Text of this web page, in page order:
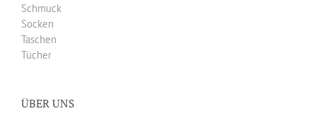
Schmuck
Socken
Taschen
Tücher
ÜBER UNS